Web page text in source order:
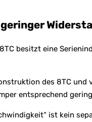
besitzt eine
des 8TC
entsprechend
ist kein